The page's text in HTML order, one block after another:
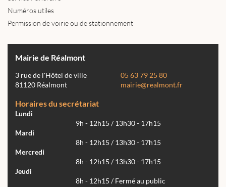
Numéros utiles
Permission de voirie ou de stationnement
Mairie de Réalmont
3 rue de l'Hôtel de ville
81120 Réalmont
05 63 79 25 80
mairie@realmont.fr
Horaires du secrétariat
Lundi
9h - 12h15 / 13h30 - 17h15
Mardi
8h - 12h15 / 13h30 - 17h15
Mercredi
8h - 12h15 / 13h30 - 17h15
Jeudi
8h - 12h15 / Fermé au public